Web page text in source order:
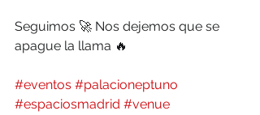
Seguimos 🚀 Nos dejemos que se
apague la llama 🔥
#eventos #palacioneptuno
#espaciosmadrid #venue